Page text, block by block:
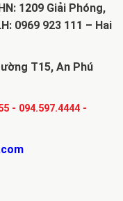
1209 Giải Phóng,
0969 923 111 – Hai
T15, An Phú
- 094.597.4444-